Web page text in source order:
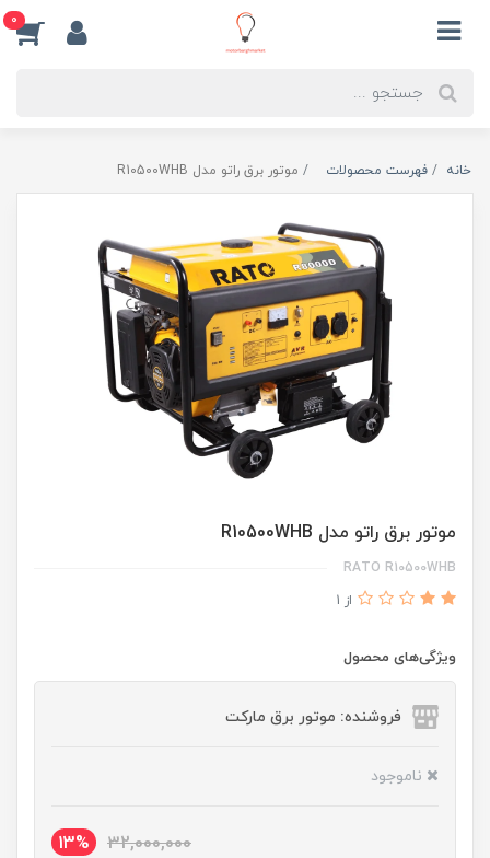
0
خانه فهرست محصولات موتور برق راتو مدل R10500WHB
موتور برق راتو مدل R10500WHB
RATO R10500WHB
از 1
ویژگی‌های محصول
فروشنده: موتور برق مارکت
ناموجود
32,000,000
13%